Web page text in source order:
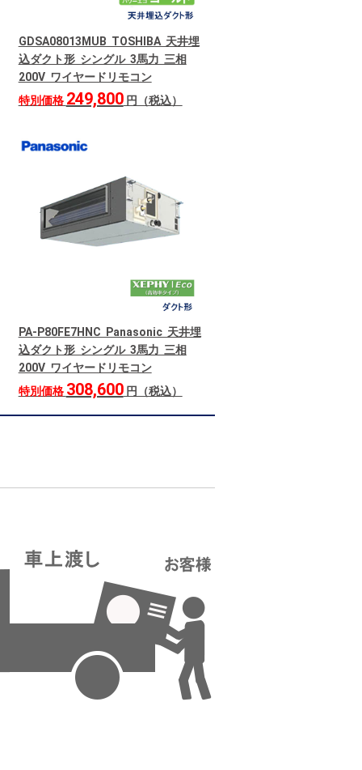
GDSA08013MUB TOSHIBA 天井埋
込ダクト形 シングル 3馬力 三相
200V ワイヤードリモコン
特別価格 249,800円（税込）
PA-P80FE7HNC Panasonic 天井埋
込ダクト形 シングル 3馬力 三相
200V ワイヤードリモコン
特別価格 308,600円（税込）